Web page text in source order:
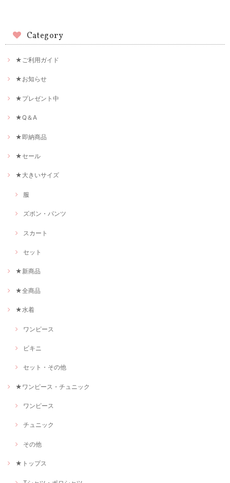
Category
★ご利用ガイド
★お知らせ
★プレゼント中
★Q＆A
★即納商品
★セール
★大きいサイズ
服
ズボン・パンツ
スカート
セット
★新商品
★全商品
★水着
ワンピース
ビキニ
セット・その他
★ワンピース・チュニック
ワンピース
チュニック
その他
★トップス